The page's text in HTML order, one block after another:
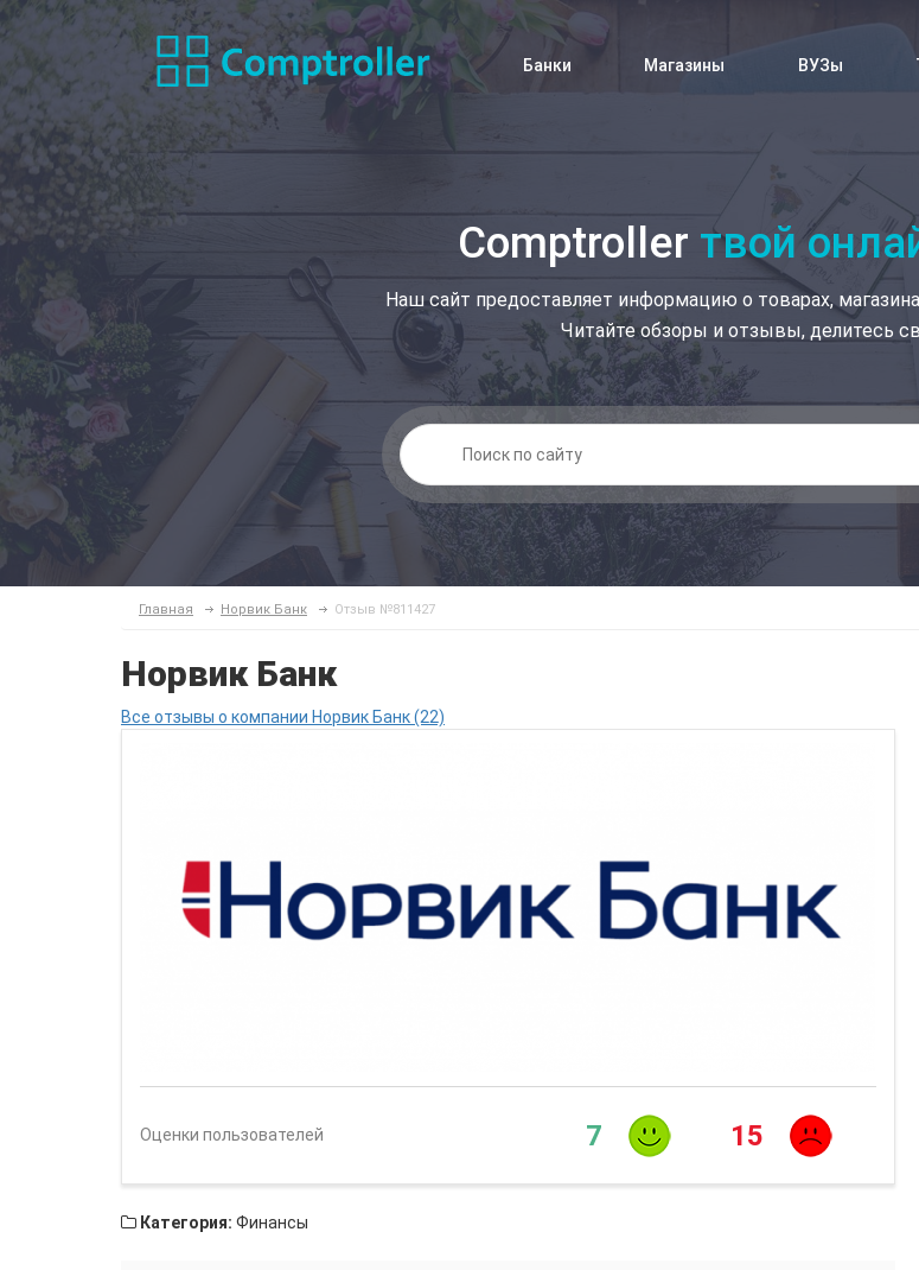
Банки Магазины ВУЗы
Comptroller твой
Наш сайт предоставляет информацию о товарах,
Читайте обзоры и отзывы, делитесь
Главная Норвик Банк Отзыв №811427
Норвик Банк
Все отзывы о компании Норвик Банк (22)
Оценки пользователей 7 15
Категория: Финансы